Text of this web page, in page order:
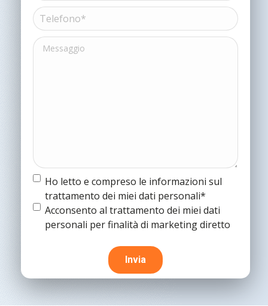
Telefono*
(Obbligatorio)
Messaggio
Termine
condizioni(Obbligatorio)
Ho letto e compreso le informazioni sul
trattamento dei miei dati personali*
Termine
condizioni
Acconsento al trattamento dei miei dati
personali per finalità di marketing diretto